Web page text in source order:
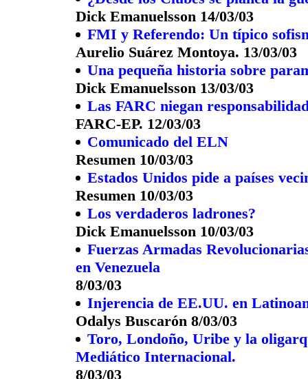
Dick Emanuelsson 14/03/03
FMI y Referendo: Un típico
Aurelio Suárez Montoya. 13/03/03
Una pequeña historia sobre
Dick Emanuelsson 13/03/03
Las FARC niegan
FARC-EP. 12/03/03
Comunicado del ELN
Resumen 10/03/03
Estados Unidos pide a países
Resumen 10/03/03
Los verdaderos ladrones?
Dick Emanuelsson 10/03/03
Fuerzas Armadas
en Venezuela
8/03/03
Injerencia de EE.UU. en
Odalys Buscarón 8/03/03
Toro, Londoño, Uribe y la
Mediático Internacional.
8/03/03